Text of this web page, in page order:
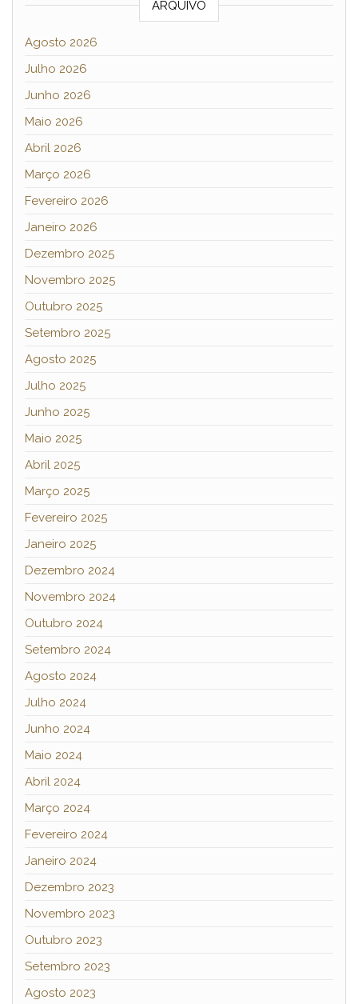
ARQUIVO
Agosto 2026
Julho 2026
Junho 2026
Maio 2026
Abril 2026
Março 2026
Fevereiro 2026
Janeiro 2026
Dezembro 2025
Novembro 2025
Outubro 2025
Setembro 2025
Agosto 2025
Julho 2025
Junho 2025
Maio 2025
Abril 2025
Março 2025
Fevereiro 2025
Janeiro 2025
Dezembro 2024
Novembro 2024
Outubro 2024
Setembro 2024
Agosto 2024
Julho 2024
Junho 2024
Maio 2024
Abril 2024
Março 2024
Fevereiro 2024
Janeiro 2024
Dezembro 2023
Novembro 2023
Outubro 2023
Setembro 2023
Agosto 2023